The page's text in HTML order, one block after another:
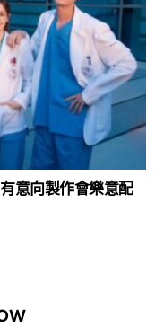
意向製作會樂意配